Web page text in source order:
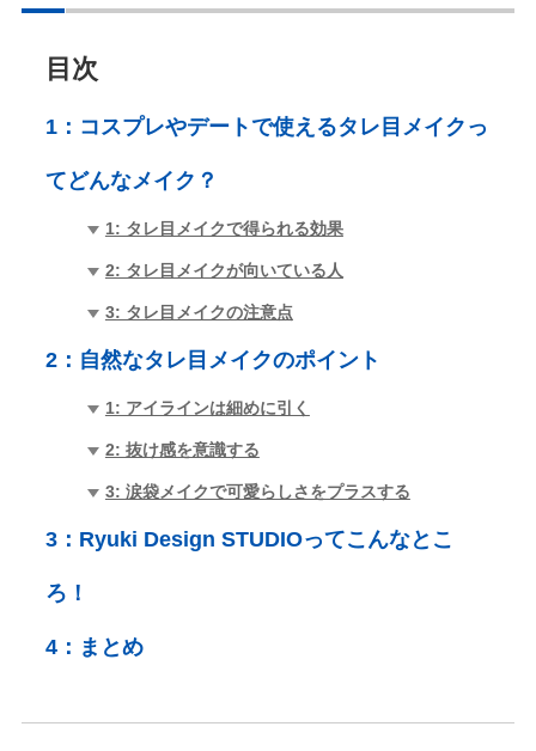
目次
1： コスプレやデートで使えるタレ目メイクっ
てどんなメイク？
1: タレ目メイクで得られる効果
2: タレ目メイクが向いている人
3: タレ目メイクの注意点
2： 自然なタレ目メイクのポイント
1: アイラインは細めに引く
2: 抜け感を意識する
3: 涙袋メイクで可愛らしさをプラスする
3： Ryuki Design STUDIOってこんなとこ
ろ！
4： まとめ